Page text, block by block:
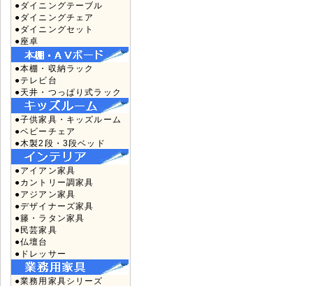
●ダイニングテーブル
●ダイニングチェア
●ダイニングセット
●座卓
●本棚・収納ラック
●テレビ台
●天井・つっぱり式ラック
●子供家具・キッズルーム
●ベビーチェア
●木製2段・3段ベッド
●アイアン家具
●カントリー調家具
●アジアン家具
●デザイナーズ家具
●籐・ラタン家具
●民芸家具
●仏壇台
●ドレッサー
●業務用家具シリーズ